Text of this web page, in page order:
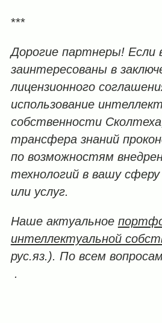
***
Дорогие партнеры! Если
заинтересованы в
лицензионного
использование
собственности
трансфера знаний
по возможностям
технологий в вашу сферу
или услуг.
Наше актуальное
интеллектуальной
рус.яз.). По всем
.